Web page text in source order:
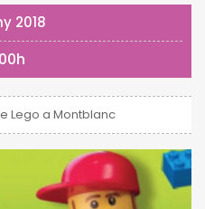
2018
Lego a Montblanc